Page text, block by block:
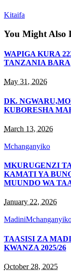
Kitaifa
You Might Also
WAPIGA KURA
TANZANIA BARA
May 31, 2026
DK.
KUBORESHA
March 13, 2026
Mchanganyiko
MKURUGENZI
KAMATI YA
MUUNDO WA
January 22, 2026
Madini
TAASISI ZA
KWANZA 2025/26
October 28, 2025